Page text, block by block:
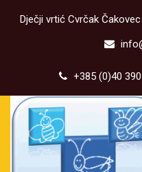
Dječji vrtić Cvrčak Čakovec
+385 (0)40